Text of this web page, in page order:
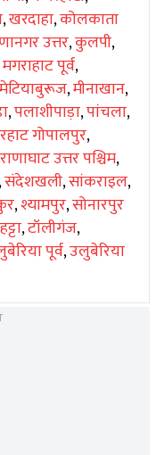
,खरदाहा,कोलकाता
उत्तर,कुलपी,
मगराहाट पूर्व,
मेटियाबुरूज,मीनाखान,
,पलाशीपाड़ा,पांचला,
गोपालपुर,
राणाघाट उत्तर पश्चिम,
,संदेशखली,सांकराइल,
,श्यामपुर,सोनारपुर
,टॉलीगंज,
पूर्व,उलुबेरिया